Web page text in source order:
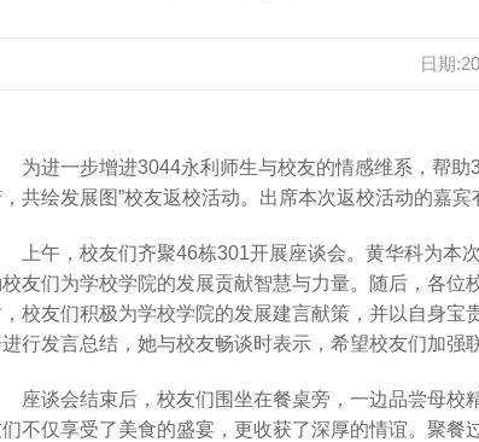
日期
为进一步增进3044永利师生与校友的情感维系，帮
共绘发展图”校友返校活动。出席本次返校活动的嘉
上午，校友们齐聚46栋301开展座谈会。黄华科为
校友们为学校学院的发展贡献智慧与力量。随后，各
，校友们积极为学校学院的发展建言献策，并以自身
行发言总结，她与校友畅谈时表示，希望校友们加强
座谈会结束后，校友们围坐在餐桌旁，一边品尝母
不仅享受了美食的盛宴，更收获了深厚的情谊。聚